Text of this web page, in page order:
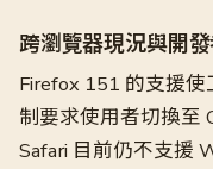
跨瀏覽器現況與開
Firefox 151 的支援
制要求使用者切換至
Safari 目前仍不支援